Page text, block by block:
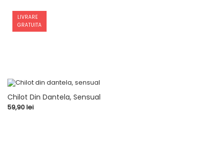
LIVRARE
GRATUITA
Chilot Din Dantela, Sensual
Pret
59,90 lei